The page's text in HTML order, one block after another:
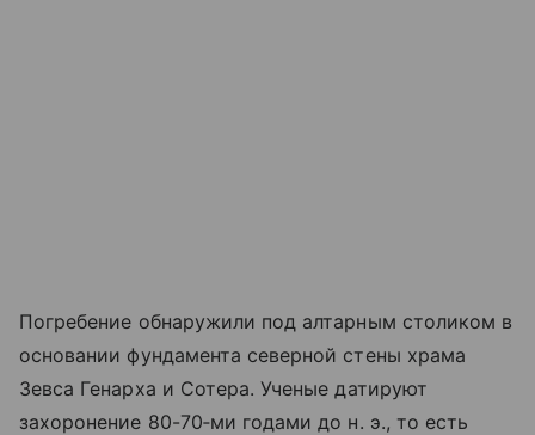
Погребение обнаружили под алтарным столиком в
основании фундамента северной стены храма
Зевса Генарха и Сотера. Ученые датируют
захоронение 80-70‑ми годами до н. э., то есть